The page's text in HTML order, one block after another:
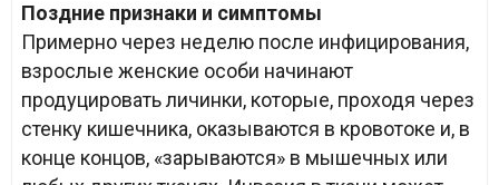
Поздние признаки и симптомы
Примерно через неделю после инфицирования,
взрослые женские особи начинают
продуцировать личинки, которые, проходя через
стенку кишечника, оказываются в кровотоке и, в
конце концов, «зарываются» в мышечных или